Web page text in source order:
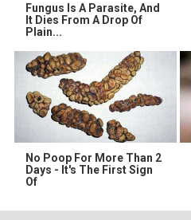
Fungus Is A Parasite, And
It Dies From A Drop Of
Plain...
No Poop For More Than 2
Days - It's The First Sign
Of